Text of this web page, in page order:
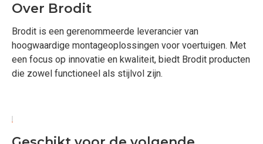
Over Brodit
Brodit is een gerenommeerde leverancier van
hoogwaardige montageoplossingen voor voertuigen. Met
een focus op innovatie en kwaliteit, biedt Brodit producten
die zowel functioneel als stijlvol zijn.